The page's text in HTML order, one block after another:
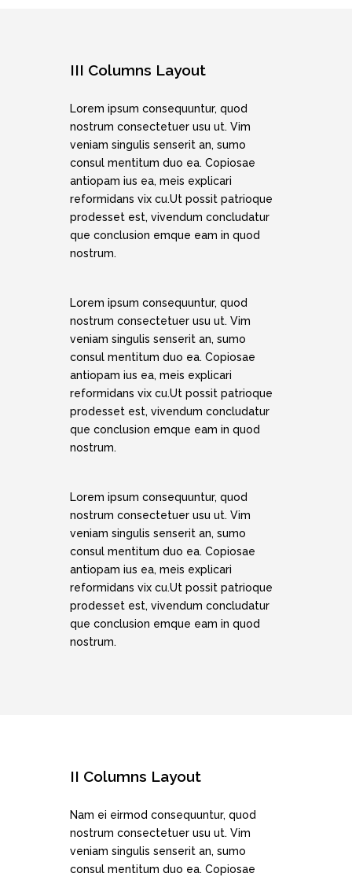
III Columns Layout
Lorem ipsum consequuntur, quod
nostrum consectetuer usu ut. Vim
veniam singulis senserit an, sumo
consul mentitum duo ea. Copiosae
antiopam ius ea, meis explicari
reformidans vix cu.Ut possit patrioque
prodesset est, vivendum concludatur
que conclusion emque eam in quod
nostrum.
Lorem ipsum consequuntur, quod
nostrum consectetuer usu ut. Vim
veniam singulis senserit an, sumo
consul mentitum duo ea. Copiosae
antiopam ius ea, meis explicari
reformidans vix cu.Ut possit patrioque
prodesset est, vivendum concludatur
que conclusion emque eam in quod
nostrum.
Lorem ipsum consequuntur, quod
nostrum consectetuer usu ut. Vim
veniam singulis senserit an, sumo
consul mentitum duo ea. Copiosae
antiopam ius ea, meis explicari
reformidans vix cu.Ut possit patrioque
prodesset est, vivendum concludatur
que conclusion emque eam in quod
nostrum.
II Columns Layout
Nam ei eirmod consequuntur, quod
nostrum consectetuer usu ut. Vim
veniam singulis senserit an, sumo
consul mentitum duo ea. Copiosae